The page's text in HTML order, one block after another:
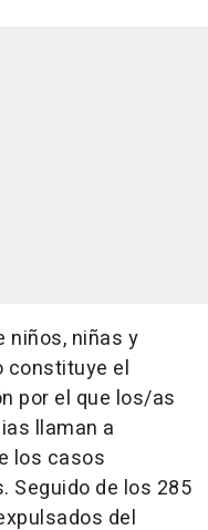
niños, niñas y
constituye el
por el que los/as
llaman a
los casos
Seguido de los 285
del